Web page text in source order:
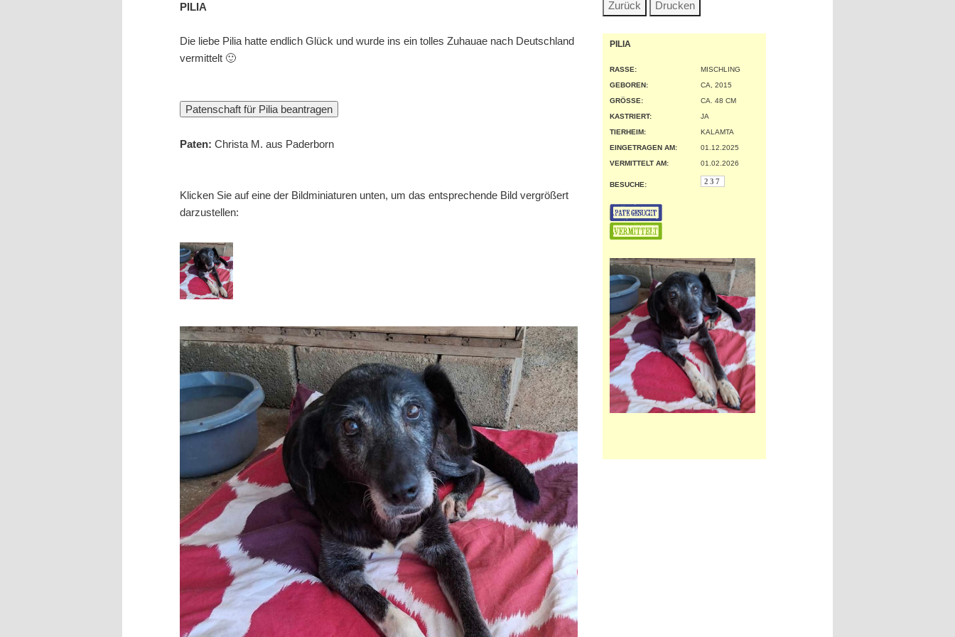
PILIA
Die liebe Pilia hatte endlich Glück und wurde ins ein tolles Zuhauae nach Deutschland
vermittelt 🙂
Paten: Christa M. aus Paderborn
Klicken Sie auf eine der Bildminiaturen unten, um das entsprechende Bild vergrößert
darzustellen:
PILIA
RASSE:
MISCHLING
GEBOREN:
CA, 2015
GRÖSSE:
CA. 48 CM
KASTRIERT:
JA
TIERHEIM:
KALAMTA
EINGETRAGEN AM:
01.12.2025
VERMITTELT AM:
01.02.2026
BESUCHE: 237